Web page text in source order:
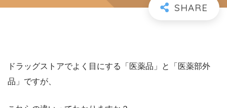
ドラッグストアでよく目にする「医薬品」と「医薬部外
品」ですが、